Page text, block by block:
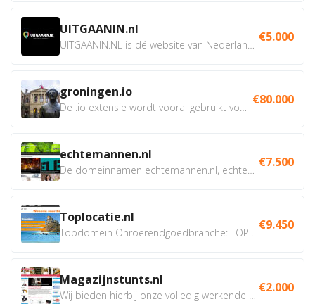
UITGAANIN.nl €5.000
groningen.io €80.000
echtemannen.nl €7.500
Toplocatie.nl €9.450
Magazijnstunts.nl €2.000